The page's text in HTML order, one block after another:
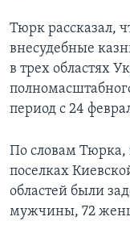
Тюрк рассказал,
внесудебные
в трех областях
период с 24
По словам Тюрка,
поселках
областей были
мужчины, 72